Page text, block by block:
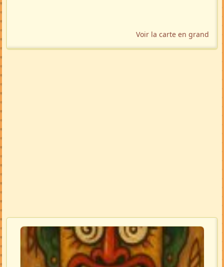
Voir la carte en grand